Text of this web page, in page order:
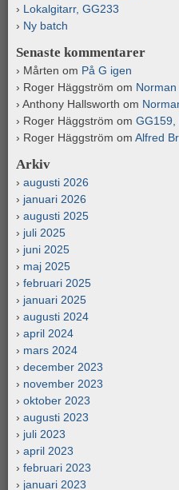
Lokalgitarr, GG233
Ny batch
Senaste kommentarer
Mårten om På G igen
Roger Häggström om Norman
Anthony Hallsworth om
Roger Häggström om GG159,
Roger Häggström om Alfred
Arkiv
augusti 2026
januari 2026
augusti 2025
juli 2025
juni 2025
maj 2025
februari 2025
januari 2025
augusti 2024
april 2024
mars 2024
december 2023
november 2023
oktober 2023
augusti 2023
juli 2023
april 2023
februari 2023
januari 2023